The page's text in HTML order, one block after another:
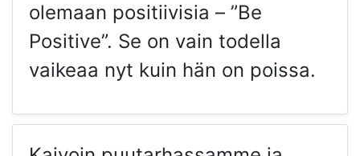
olemaan positiivisia – ”Be
Positive”. Se on vain todella
vaikeaa nyt kuin hän on poissa.